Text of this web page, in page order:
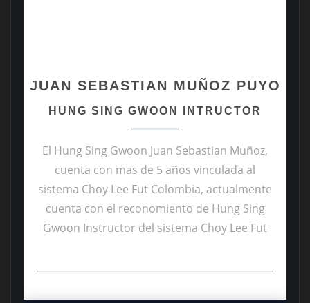
JUAN SEBASTIAN MUÑOZ PUYO
HUNG SING GWOON INTRUCTOR
El Hung Sing Gwoon Juan Sebastian Muñoz,
cuenta con mas de 5 años vinculada al
sistema Choy Lee Fut Colombia, actualmente
cuenta con el reconomiento de Hung Sing
Gwoon Instructor del sistema Choy Lee Fut